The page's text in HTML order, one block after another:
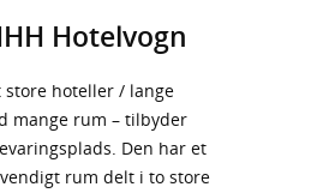
Hotelvogn
store hoteller / lange
mange rum – tilbyder
Den har et
rum delt i to store